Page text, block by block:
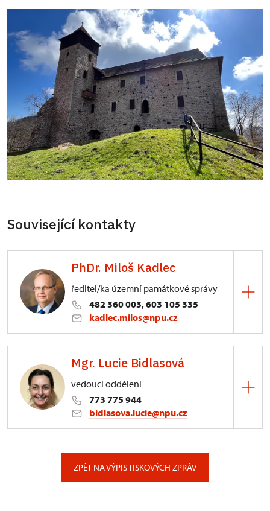
Související kontakty
PhDr. Miloš Kadlec
ředitel/ka územní památkové správy
482 360 003, 603 105 335
kadlec.milos@npu.cz
3/, Sychrov 3
Mgr. Lucie Bidlasová
vedoucí oddělení
773 775 944
bidlasova.lucie@npu.cz
ZPĚT NA VÝPIS TISKOVÝCH ZPRÁV